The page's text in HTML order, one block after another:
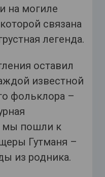
на могиле
связана
легенда.
оставил
известной
фольклора –
мы пошли к
Гутманя –
из родника.